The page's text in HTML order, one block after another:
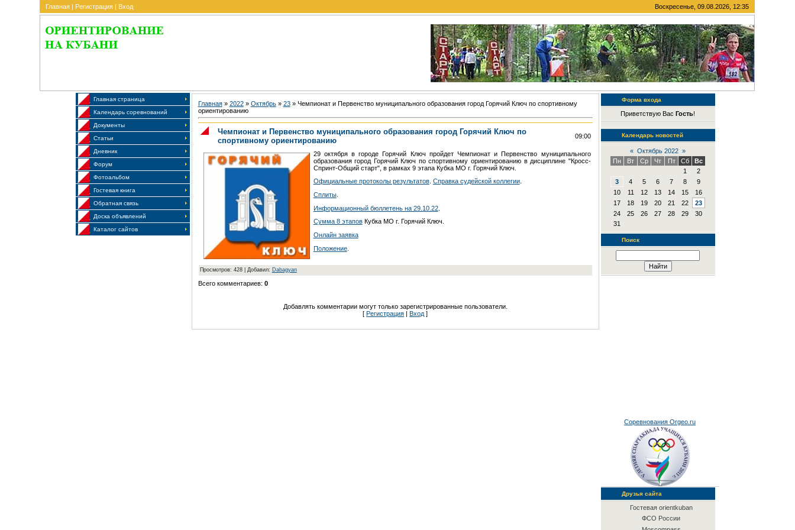
Главная | Регистрация | Вход Воскресенье, 09.08.2026, 12:35
Главная страница
Календарь соревнований
Документы
Статьи
Дневник
Форум
Фотоальбом
Гостевая книга
Обратная связь
Доска объявлений
Каталог сайтов
Главная» 2022 » Октябрь » 23» Чемпионат и Первенство муниципального образования город Горячий Ключ по спортивному
ориентированию
Чемпионат и Первенство муниципального образования город Горячий Ключ по
спортивному ориентированию
09:00
29 октября в городе Горячий Ключ пройдет Чемпионат и Первенство муниципального
образования город Горячий Ключ по спортивному ориентированию в дисциплине "Кросс-
Спринт-Общий старт", в рамках 9 этапа Кубка МО г. Горячий Ключ.
Официальные протоколы результатов. Справка судейской коллегии.
Сплиты.
Информационный бюллетень на 29.10.22.
Сумма 8 этаповКубка МО г. Горячий Ключ.
Онлайн заявка
Положение.
Просмотров: 428 | Добавил: Dabagyan
Всего комментариев: 0
Добавлять комментарии могут только зарегистрированные пользователи.
[Регистрация |Вход ]
Форма входа
Приветствую ВасГость!
Календарь новостей
« Октябрь 2022 »
Пн
Вт Ср Чт Пт Сб
Вс
1
2
3
4 5 6 7 8
9
10
11 12 13 14 15
16
17
18 19 20 21 22
23
24
25 26 27 28 29
30
31
Поиск
Соревнования Orgeo.ru
Друзья сайта
Гостевая orientkuban
ФСО России